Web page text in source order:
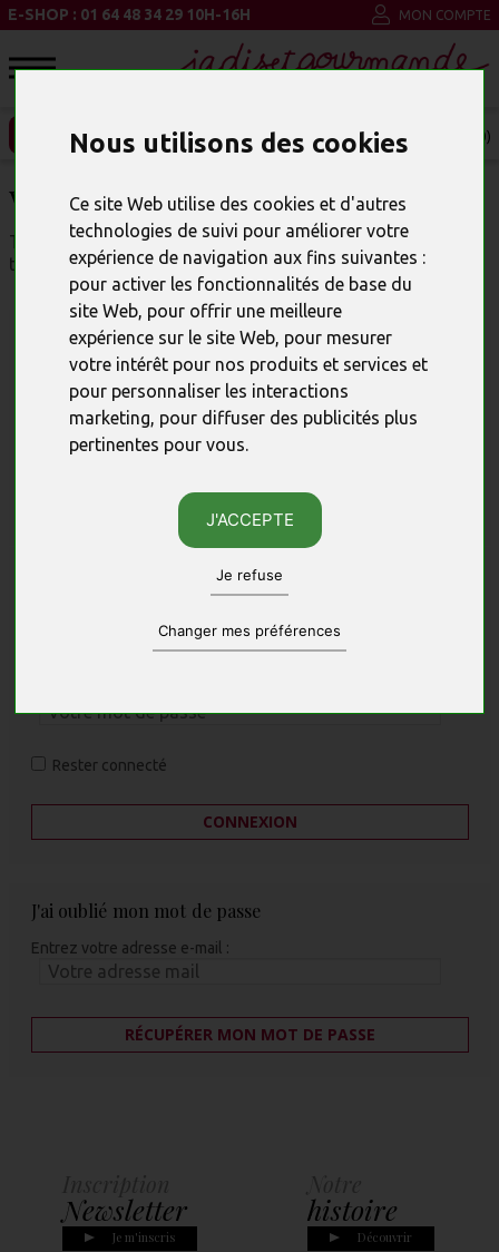
Nous utilisons des cookies
Ce site Web utilise des cookies et d'autres
technologies de suivi pour améliorer votre
expérience de navigation aux fins suivantes :
pour activer les fonctionnalités de base du
site Web, pour offrir une meilleure
expérience sur le site Web, pour mesurer
votre intérêt pour nos produits et services et
pour personnaliser les interactions
marketing, pour diffuser des publicités plus
pertinentes pour vous.
J'ACCEPTE
Je refuse
Changer mes préférences
E-SHOP : 01 64 48 34 29 10H-16H MON COMPTE
ENTREPRISE ET CSE MON PANIER (0)
VOTRE COMPTE
Toutes ces informations sont nécessaires au bon
traitement de votre commande.
Pas encore Inscrit
Entrez votre adresse e-mail pour commencer l'enregistrement :
Rester connecté
CONNEXION
J'ai oublié mon mot de passe
Entrez votre adresse e-mail :
RÉCUPÉRER MON MOT DE PASSE
Newsletter
Je m'inscris
histoire
Découvrir